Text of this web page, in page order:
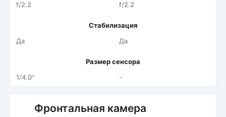
f/2.2
f/2.2
Стабилизация
Да
Да
Размер сенсора
1/4.0"
-
Фронтальная камера